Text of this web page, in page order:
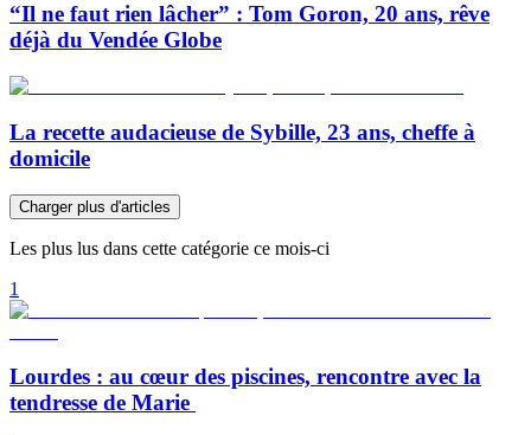
“Il ne faut rien lâcher” : Tom Goron, 20 ans, rêve
déjà du Vendée Globe
La recette audacieuse de Sybille, 23 ans, cheffe à
domicile
Charger plus d'articles
Les plus lus dans cette catégorie ce mois-ci
1
Lourdes : au cœur des piscines, rencontre avec la
tendresse de Marie